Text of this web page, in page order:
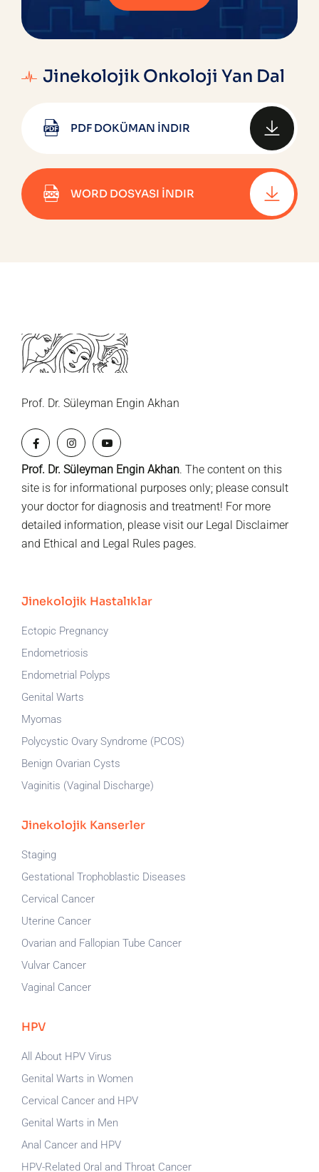
Jinekolojik Onkoloji Yan Dal
PDF DOKÜMAN İNDIR
WORD DOSYASI İNDIR
Prof. Dr. Süleyman Engin Akhan
Prof. Dr. Süleyman Engin Akhan. The content on this
site is for informational purposes only; please consult
your doctor for diagnosis and treatment! For more
detailed information, please visit our Legal Disclaimer
and Ethical and Legal Rules pages.
Jinekolojik Hastalıklar
Ectopic Pregnancy
Endometriosis
Endometrial Polyps
Genital Warts
Myomas
Polycystic Ovary Syndrome (PCOS)
Benign Ovarian Cysts
Vaginitis (Vaginal Discharge)
Jinekolojik Kanserler
Staging
Gestational Trophoblastic Diseases
Cervical Cancer
Uterine Cancer
Ovarian and Fallopian Tube Cancer
Vulvar Cancer
Vaginal Cancer
HPV
All About HPV Virus
Genital Warts in Women
Cervical Cancer and HPV
Genital Warts in Men
Anal Cancer and HPV
HPV-Related Oral and Throat Cancer